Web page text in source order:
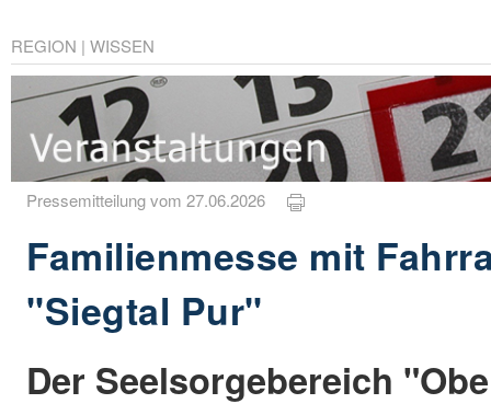
REGION | WISSEN
Pressemitteilung vom 27.06.2026
Familienmesse mit
"Siegtal Pur"
Der Seelsorgebereich